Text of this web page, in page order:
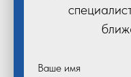
Ваше имя